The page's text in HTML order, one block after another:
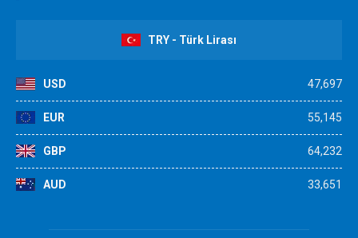
TRY - Türk Lirası
USD 47,697
EUR 55,145
GBP 64,232
AUD 33,651